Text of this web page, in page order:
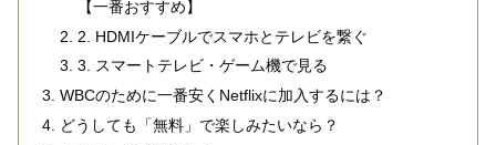
【一番おすすめ】
2. HDMIケーブルでスマホとテレビを繋ぐ
3. スマートテレビ・ゲーム機で見る
WBCのために一番安くNetflixに加入するには？
どうしても「無料」で楽しみたいなら？